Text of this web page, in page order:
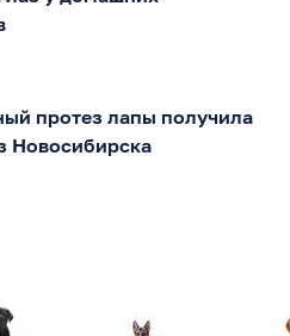
протез лапы получила
Новосибирска